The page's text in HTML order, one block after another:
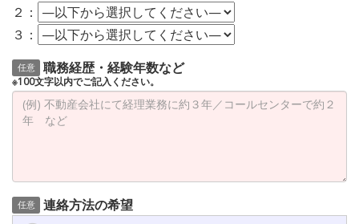
２：
３：
任意 職務経歴・経験年数など
※100文字以内でご記入ください。
任意 連絡方法の希望